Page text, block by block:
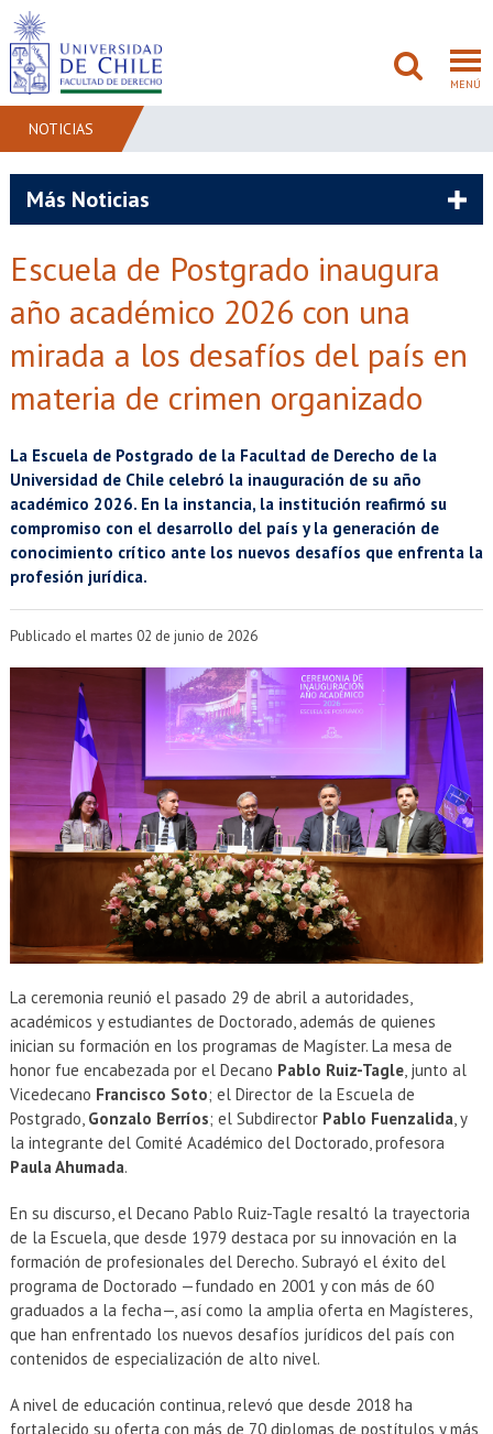
MENÚ
POSTGRADO
ADMISIÓN
INVESTIGACIÓN
BIBLIOTECAS
EXTENSIÓN
Académicos Estudiantes
NOTICIAS
Más Noticias
Escuela de Postgrado inaugura
año académico 2026 con una
mirada a los desafíos del país en
materia de crimen organizado
La Escuela de Postgrado de la Facultad de Derecho de la
Universidad de Chile celebró la inauguración de su año
académico 2026. En la instancia, la institución reafirmó su
compromiso con el desarrollo del país y la generación de
conocimiento crítico ante los nuevos desafíos que enfrenta la
profesión jurídica.
Publicado el martes 02 de junio de 2026
La ceremonia reunió el pasado 29 de abril a autoridades,
académicos y estudiantes de Doctorado, además de quienes
inician su formación en los programas de Magíster. La mesa de
honor fue encabezada por el Decano Pablo Ruiz-Tagle, junto al
Vicedecano Francisco Soto; el Director de la Escuela de
Postgrado, Gonzalo Berríos; el Subdirector Pablo Fuenzalida, y
la integrante del Comité Académico del Doctorado, profesora
Paula Ahumada.
En su discurso, el Decano Pablo Ruiz-Tagle resaltó la trayectoria
de la Escuela, que desde 1979 destaca por su innovación en la
formación de profesionales del Derecho. Subrayó el éxito del
programa de Doctorado —fundado en 2001 y con más de 60
graduados a la fecha—, así como la amplia oferta en Magísteres,
que han enfrentado los nuevos desafíos jurídicos del país con
contenidos de especialización de alto nivel.
A nivel de educación continua, relevó que desde 2018 ha
fortalecido su oferta con más de 70 diplomas de postítulos y más